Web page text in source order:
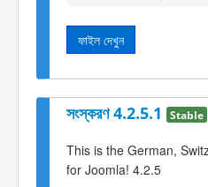
ফাইল দেখুন
সংস্করণ 4.2.5.1 Stable
This is the German,
for Joomla! 4.2.5